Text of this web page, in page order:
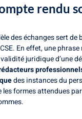
rendu
des échanges sert de
En effet, une
juridique d’une
des instances du
formes attendues